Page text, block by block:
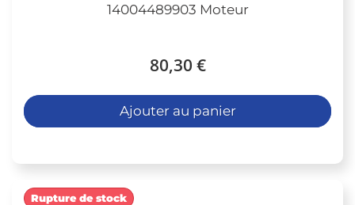
14004489903 Moteur
80,30 €
Ajouter au panier
Rupture de stock